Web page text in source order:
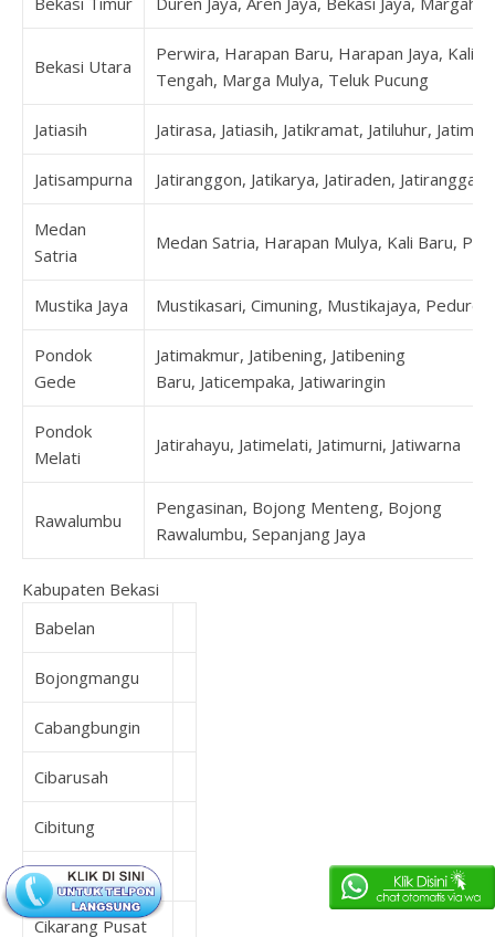
Bekasi Utara
Perwira, Harapan Baru, Harapan Jaya,
Tengah, Marga Mulya, Teluk Pucung
Jatiasih Jatirasa, Jatiasih, Jatikramat, Jatiluhur,
Jatisampurna Jatiranggon, Jatikarya, Jatiraden, Jatirangga,
Medan
Satria
Medan Satria, Harapan Mulya, Kali Baru,
Mustika Jaya Mustikasari, Cimuning, Mustikajaya,
Pondok
Gede
Jatimakmur, Jatibening, Jatibening
Baru, Jaticempaka, Jatiwaringin
Pondok
Melati
Jatirahayu, Jatimelati, Jatimurni, Jatiwarna
Rawalumbu
Pengasinan, Bojong Menteng, Bojong
Rawalumbu, Sepanjang Jaya
Kabupaten Bekasi
Babelan
Bojongmangu
Cabangbungin
Cibarusah
Cibitung
Cikarang Barat
Cikarang Pusat